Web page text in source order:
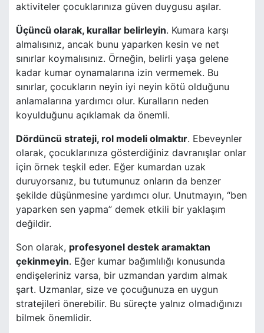
aktiviteler çocuklarınıza güven duygusu aşılar.
Üçüncü olarak, kurallar belirleyin. Kumara karşı
almalısınız, ancak bunu yaparken kesin ve net
sınırlar koymalısınız. Örneğin, belirli yaşa gelene
kadar kumar oynamalarına izin vermemek. Bu
sınırlar, çocukların neyin iyi neyin kötü olduğunu
anlamalarına yardımcı olur. Kuralların neden
koyulduğunu açıklamak da önemli.
Dördüncü strateji, rol modeli olmaktır. Ebeveynler
olarak, çocuklarınıza gösterdiğiniz davranışlar onlar
için örnek teşkil eder. Eğer kumardan uzak
duruyorsanız, bu tutumunuz onların da benzer
şekilde düşünmesine yardımcı olur. Unutmayın, “ben
yaparken sen yapma” demek etkili bir yaklaşım
değildir.
Son olarak, profesyonel destek aramaktan
çekinmeyin. Eğer kumar bağımlılığı konusunda
endişeleriniz varsa, bir uzmandan yardım almak
şart. Uzmanlar, size ve çocuğunuza en uygun
stratejileri önerebilir. Bu süreçte yalnız olmadığınızı
bilmek önemlidir.